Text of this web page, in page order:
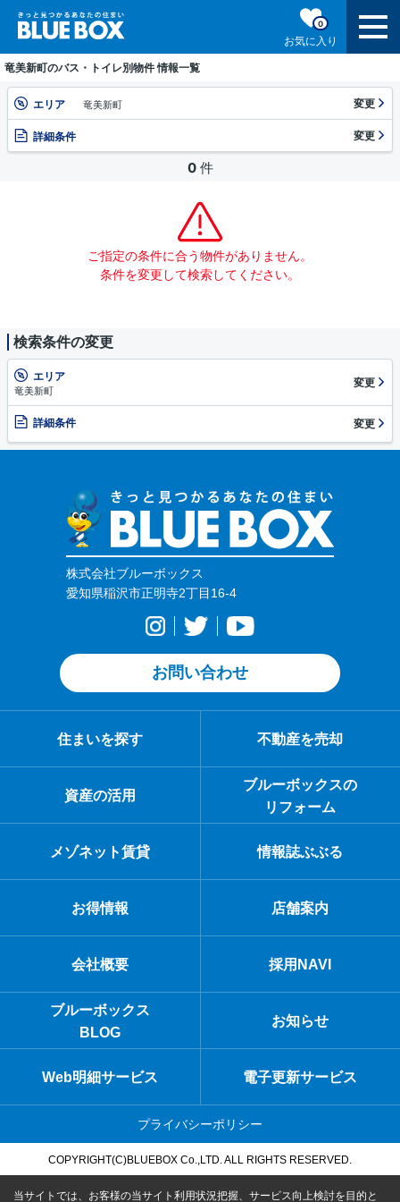
お気に入り
0
竜美新町のバス・トイレ別物件 情報一覧
エリア 竜美新町 変更
詳細条件 変更
0 件
ご指定の条件に合う物件がありません。
条件を変更して検索してください。
検索条件の変更
エリア
竜美新町
変更
詳細条件 変更
株式会社ブルーボックス
愛知県稲沢市正明寺2丁目16-4
お問い合わせ
住まいを探す 不動産を売却
資産の活用
ブルーボックスの
リフォーム
メゾネット賃貸 情報誌ぶぶる
お得情報 店舗案内
会社概要 採用NAVI
ブルーボックス
BLOG
お知らせ
Web明細サービス 電子更新サービス
プライバシーポリシー
COPYRIGHT(C)BLUEBOX Co.,LTD. ALL RIGHTS RESERVED.
当サイトでは、お客様の当サイト利用状況把握、サービス向上検討を目的と